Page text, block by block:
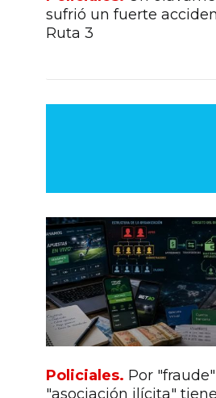
sufrió un fuerte
Ruta 3
Policiales. Por
"asociación ilícita"